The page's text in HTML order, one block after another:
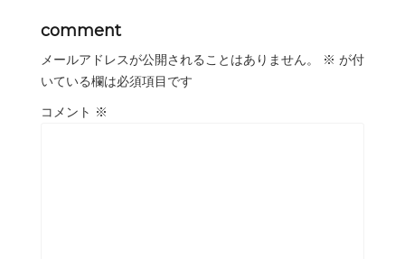
comment
メールアドレスが公開されることはありません。 ※ が付
いている欄は必須項目です
コメント ※